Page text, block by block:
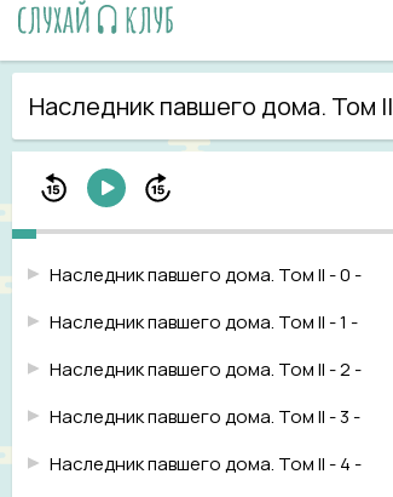
Наследник павшего дома. Том II
Наследник павшего дома. Том II - 0 -
Наследник павшего дома. Том II - 1 -
Наследник павшего дома. Том II - 2 -
Наследник павшего дома. Том II - 3 -
Наследник павшего дома. Том II - 4 -